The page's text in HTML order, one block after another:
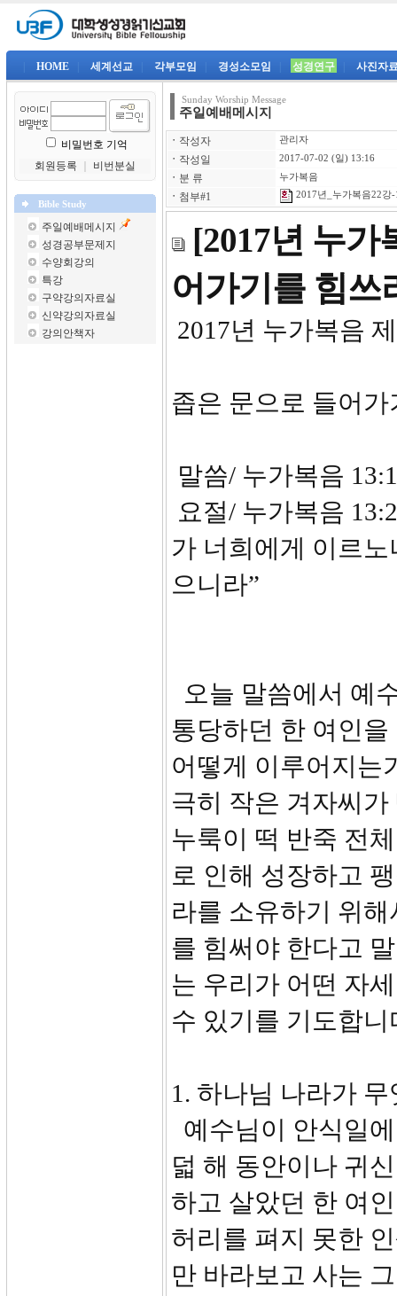
HOME 세계선교 각부모임 경성소모임 성경연구 사진자
비밀번호 기억
회원등록
비번분실
Bible Study
주일예배메시지
성경공부문제지
수양회강의
특강
구약강의자료실
신약강의자료실
강의안책자
Sunday Worship Message
주일예배메시지
ㆍ 작성자 관리자
ㆍ 작성일 2017-07-02 (일) 13:16
ㆍ 분 류 누가복음
ㆍ 첨부#1 2017년_누가복음22강-
[2017년 누가
어가기를 힘쓰
2017년 누가복음
좁은 문으로 들어
말씀/ 누가복음
요절/ 누가복음
가 너희에게 이르
으니라”
오늘 말씀에서 예
통당하던 한 여인
어떻게 이루어지는
극히 작은 겨자씨
누룩이 떡 반죽 전
로 인해 성장하고
라를 소유하기 위
를 힘써야 한다고
는 우리가 어떤 자
수 있기를 기도합니
1. 하나님 나라가
예수님이 안식일
덟 해 동안이나 귀
하고 살았던 한 여
허리를 펴지 못한
만 바라보고 사는